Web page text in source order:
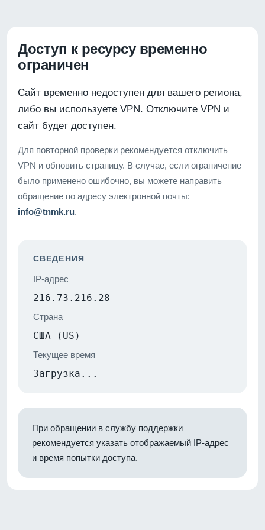
Доступ к ресурсу временно
ограничен
Сайт временно недоступен для вашего региона,
либо вы используете VPN. Отключите VPN и
сайт будет доступен.
Для повторной проверки рекомендуется отключить
VPN и обновить страницу. В случае, если ограничение
было применено ошибочно, вы можете направить
обращение по адресу электронной почты:
info@tnmk.ru.
СВЕДЕНИЯ
IP-адрес
216.73.216.28
Страна
США (US)
Текущее время
Загрузка...
При обращении в службу поддержки
рекомендуется указать отображаемый IP-адрес
и время попытки доступа.